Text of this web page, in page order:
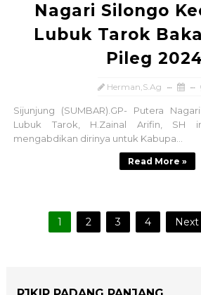
Nagari Silongo
Lubuk Tarok
Pileg
Herman,S.Ag
Sijunjung (SUMBAR).GP- Putera
Lubuk Tarok, H.Zainal Arifin, SH
mengabdikan dirinya untuk Kabupa...
Read More »
1 2 3 4 Next